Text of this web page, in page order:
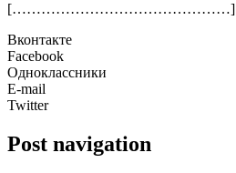
[………………………………………]
Вконтакте
Facebook
Одноклассники
E-mail
Twitter
Post navigation